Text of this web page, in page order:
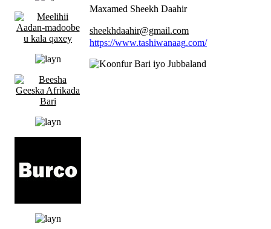
Maxamed Sheekh Daahir
sheekhdaahir@gmail.com
https://www.tashiwanaag.com/